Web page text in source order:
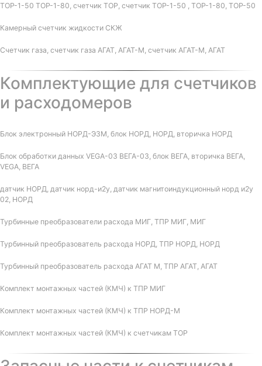
ТОР-1-50 ТОР-1-80, счетчик ТОР, счетчик ТОР-1-50 , ТОР-1-80, ТОР-50
Камерный счетчик жидкости СКЖ
Счетчик газа, счетчик газа АГАТ, АГАТ-М, счетчик АГАТ-М, АГАТ
Комплектующие для счетчиков
и расходомеров
Блок электронный НОРД-Э3М, блок НОРД, НОРД, вторичка НОРД
Блок обработки данных VEGA-03 ВЕГА-03, блок ВЕГА, вторичка ВЕГА,
VEGA, ВЕГА
датчик НОРД, датчик норд-и2у, датчик магнитоиндукционный норд и2у
02, НОРД
Турбинные преобразователи расхода МИГ, ТПР МИГ, МИГ
Турбинный преобразователь расхода НОРД, ТПР НОРД, НОРД
Турбинный преобразователь расхода АГАТ М, ТПР АГАТ, АГАТ
Комплект монтажных частей (КМЧ) к ТПР МИГ
Комплект монтажных частей (КМЧ) к ТПР НОРД-М
Комплект монтажных частей (КМЧ) к счетчикам ТОР